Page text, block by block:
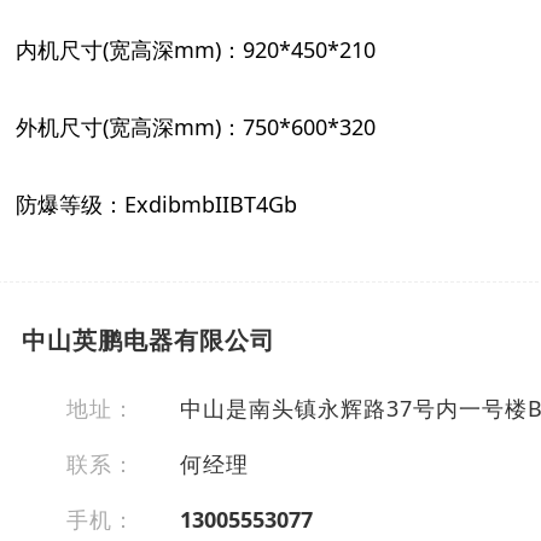
内机尺寸(宽高深mm)：920*450*210
外机尺寸(宽高深mm)：750*600*320
防爆等级： ExdibmbIIBT4Gb
中山英鹏电器有限公司
地址：
中山是南头镇永辉路37号内一号楼
联系：
何经理
手机：
13005553077